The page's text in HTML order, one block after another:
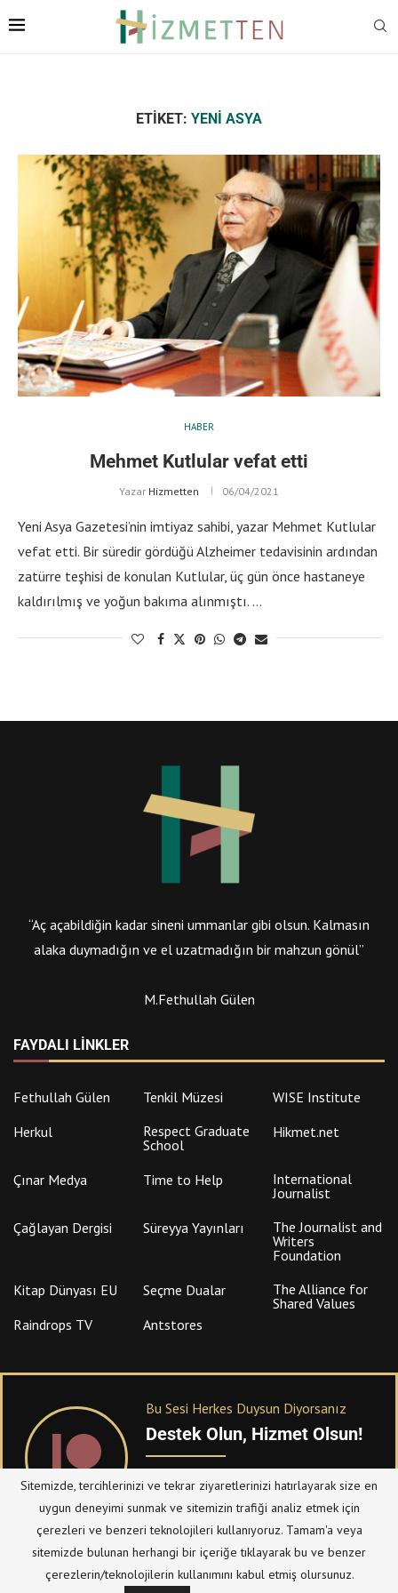
ETIKET: YENI ASYA
HABER
Mehmet Kutlular vefat etti
Yazar Hizmetten 06/04/2021
Yeni Asya Gazetesi’nin imtiyaz sahibi, yazar Mehmet Kutlular
vefat etti. Bir süredir gördüğü Alzheimer tedavisinin ardından
zatürre teşhisi de konulan Kutlular, üç gün önce hastaneye
kaldırılmış ve yoğun bakıma alınmıştı. …
“Aç açabildiğin kadar sineni ummanlar gibi olsun. Kalmasın
alaka duymadığın ve el uzatmadığın bir mahzun gönül”
M.Fethullah Gülen
FAYDALI LINKLER
Fethullah Gülen Tenkil Müzesi
WISE Institute
Herkul
Respect Graduate
School
Hikmet.net
Çınar Medya Time to Help
International
Journalist
Çağlayan Dergisi
Süreyya Yayınları
The Journalist and
Writers
Foundation
Kitap Dünyası EU
Seçme Dualar
The Alliance for
Shared Values
Raindrops TV
Antstores
Bu Sesi Herkes Duysun Diyorsanız
Destek Olun, Hizmet Olsun!
PATREONüzerinden sitemize bağışta
bulanabilirsiniz.
Bize Ulaşın Taziye Defteri
Sitemizde, tercihlerinizi ve tekrar ziyaretlerinizi hatırlayarak size en
uygun deneyimi sunmak ve sitemizin trafiği analiz etmek için
çerezleri ve benzeri teknolojileri kullanıyoruz. Tamam'a veya
sitemizde bulunan herhangi bir içeriğe tıklayarak bu ve benzer
çerezlerin/teknolojilerin kullanımını kabul etmiş olursunuz.